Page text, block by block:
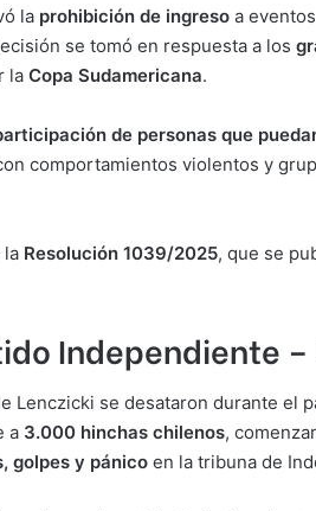
la prohibición de ingreso a
se tomó en respuesta a los
la Copa Sudamericana.
de personas que
comportamientos violentos y
la Resolución 1039/2025, que se
Independiente –
Lenczicki se desataron durante
a 3.000 hinchas chilenos,
golpes y pánico en la tribuna de